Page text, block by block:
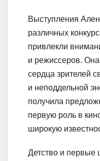
Выступления
различных
привлекли
и режиссеров.
сердца зрителей
и неподдельной
получила
первую роль в
широкую
Детство и первые